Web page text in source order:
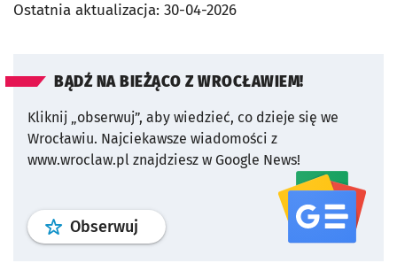
Ostatnia aktualizacja: 30-04-2026
BĄDŹ NA BIEŻĄCO Z WROCŁAWIEM!
Kliknij „obserwuj”, aby wiedzieć, co dzieje się we
Wrocławiu. Najciekawsze wiadomości z
www.wroclaw.pl znajdziesz w Google News!
Obserwuj profil serwisu